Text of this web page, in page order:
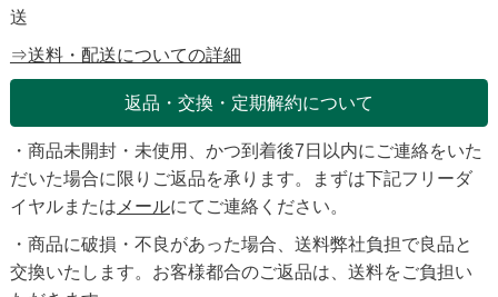
送
⇒送料・配送についての詳細
返品・交換・定期解約について
・商品未開封・未使用、かつ到着後7日以内にご連絡をいた
だいた場合に限りご返品を承ります。まずは下記フリーダ
イヤルまたは メールにてご連絡ください。
・商品に破損・不良があった場合、送料弊社負担で良品と
交換いたします。お客様都合のご返品は、送料をご負担い